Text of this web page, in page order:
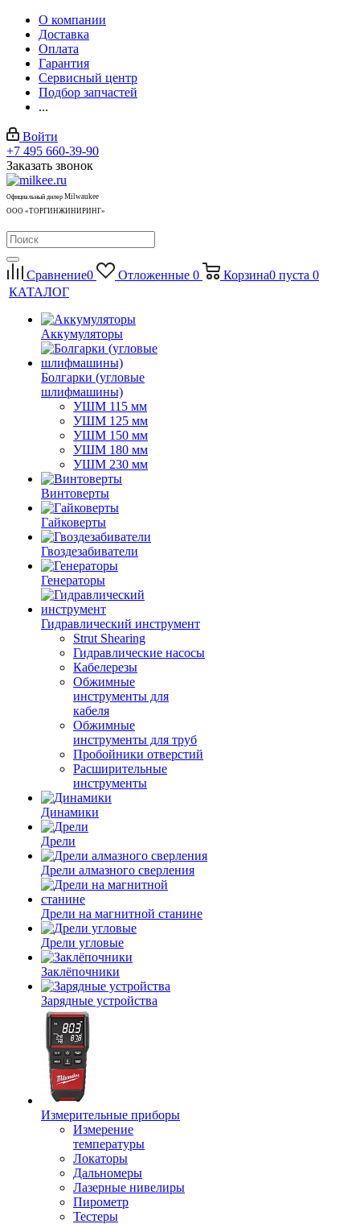
О компании
Доставка
Оплата
Гарантия
Сервисный центр
Подбор запчастей
...
Войти
+7 495 660-39-90
Заказать звонок
Официальный дилер Milwaukee
ООО «ТОРГИНЖИНИРИНГ»
Сравнение0 Отложенные 0 Корзина0 пуста 0
КАТАЛОГ
Аккумуляторы
Болгарки (угловые
шлифмашины)
УШМ 115 мм
УШМ 125 мм
УШМ 150 мм
УШМ 180 мм
УШМ 230 мм
Винтоверты
Гайковерты
Гвоздезабиватели
Генераторы
Гидравлический инструмент
Strut Shearing
Гидравлические насосы
Кабелерезы
Обжимные
инструменты для
кабеля
Обжимные
инструменты для труб
Пробойники отверстий
Расширительные
инструменты
Динамики
Дрели
Дрели алмазного сверления
Дрели на магнитной станине
Дрели угловые
Заклёпочники
Зарядные устройства
Измерительные приборы
Измерение
температуры
Локаторы
Дальномеры
Лазерные нивелиры
Пирометр
Тестеры